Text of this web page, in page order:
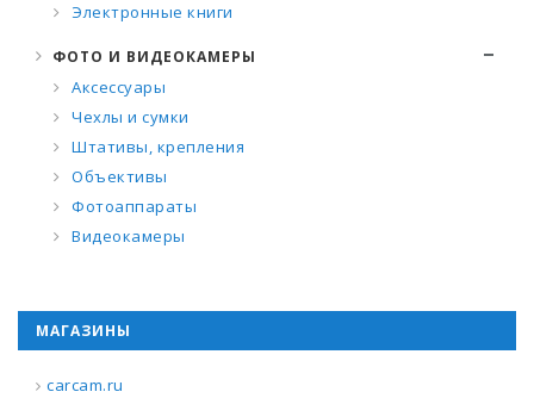
Электронные книги
ФОТО И ВИДЕОКАМЕРЫ
Аксессуары
Чехлы и сумки
Штативы, крепления
Объективы
Фотоаппараты
Видеокамеры
МАГАЗИНЫ
carcam.ru